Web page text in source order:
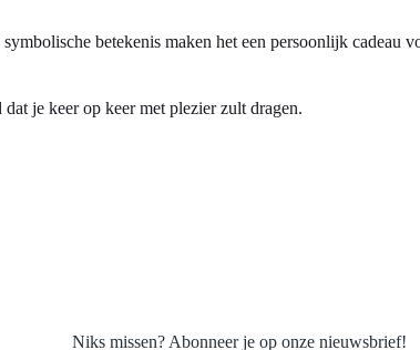
betekenis maken het een persoonlijk cadeau
je keer op keer met plezier zult dragen.
Niks missen? Abonneer je op onze nieuwsbrief!